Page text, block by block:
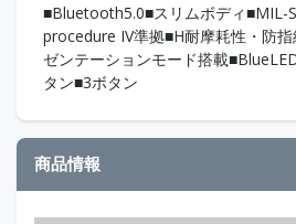
■Bluetooth5.0■スリムボディ■MIL-
procedure IV準拠■H耐摩耗性・防
ゼンテーションモード搭載
タン■3ボタン
商品情報